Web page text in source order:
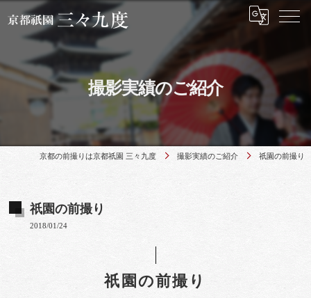
撮影実績のご紹介
京都の前撮りは京都祇園 三々九度 撮影実績のご紹介 祇園の前撮り
祇園の前撮り
2018/01/24
祇園の前撮り